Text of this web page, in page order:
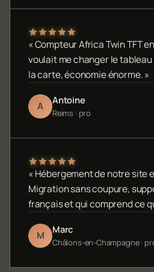
« Compteur Africa Twin TFT
voulait me changer le
la carte, économie énorme. »
A Antoine
Reims · pro
« Hébergement de notre site
Migration sans coupure,
français et qui comprend ce
M Marc
Châlons-en-Champagne ·